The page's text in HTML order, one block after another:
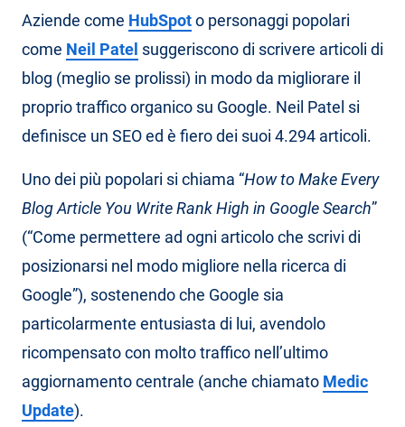
Aziende come HubSpoto personaggi popolari
come Neil Patel suggeriscono di scrivere articoli di
blog (meglio se prolissi) in modo da migliorare il
proprio traffico organico su Google. Neil Patel si
definisce un SEO ed è fiero dei suoi 4.294 articoli.
Uno dei più popolari si chiama “How to Make Every
Blog Article You Write Rank High in Google Search”
(“Come permettere ad ogni articolo che scrivi di
posizionarsi nel modo migliore nella ricerca di
Google”), sostenendo che Google sia
particolarmente entusiasta di lui, avendolo
ricompensato con molto traffico nell’ultimo
aggiornamento centrale (anche chiamato Medic
Update).